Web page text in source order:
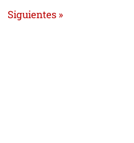
Siguientes »